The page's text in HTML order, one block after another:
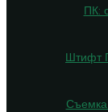
ПК:
Штифт